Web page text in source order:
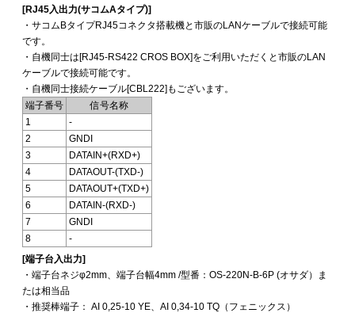
[RJ45入出力(サコムAタイプ)]
・サコムBタイプRJ45コネクタ搭載機と市販のLANケーブルで接続可能
です。
・自機同士は[RJ45-RS422 CROS BOX]をご利用いただくと市販のLAN
ケーブルで接続可能です。
・自機同士接続ケーブル[CBL222]もございます。
端子番号
信号名称
1
-
2
GNDI
3
DATAIN+(RXD+)
4
DATAOUT-(TXD-)
5
DATAOUT+(TXD+)
6
DATAIN-(RXD-)
7
GNDI
8
-
[端子台入出力]
・端子台ネジφ2mm、端子台幅4mm /型番：OS-220N-B-6P (オサダ）ま
たは相当品
・推奨棒端子： AI 0,25-10 YE、AI 0,34-10 TQ（フェニックス）